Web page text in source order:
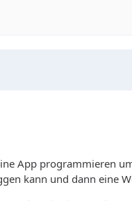
App programmieren
kann und dann eine